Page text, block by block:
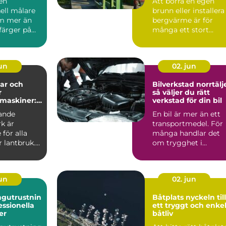
målare
mer än
på
må...
energilösning
brunn eller installera
bergvärme är för
många ett stort
och
på
är
för alla
lantbruk.
02. jun
Bilverkstad
så väljer du rätt
verkstad för din bil
En bil är mer än ett
transportmedel. För
många handlar det
om trygghet i
möjligheten att t...
02. jun
Båtplats nyckeln till
ett tryggt och
båtliv